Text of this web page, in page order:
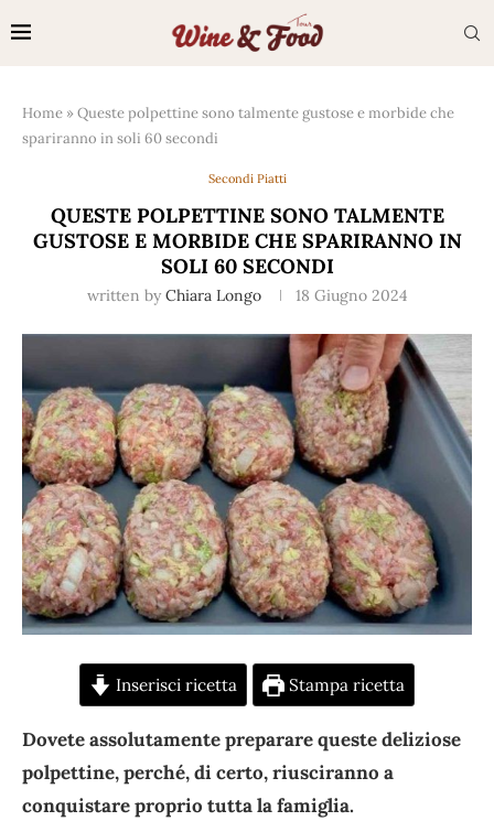
Home »Queste polpettine sono talmente gustose e morbide che
spariranno in soli 60 secondi
Secondi Piatti
QUESTE POLPETTINE SONO TALMENTE
GUSTOSE E MORBIDE CHE SPARIRANNO IN
SOLI 60 SECONDI
written by Chiara Longo 18 Giugno 2024
Inserisci ricetta Stampa ricetta
Dovete assolutamente preparare queste deliziose
polpettine, perché, di certo, riusciranno a
conquistare proprio tutta la famiglia.